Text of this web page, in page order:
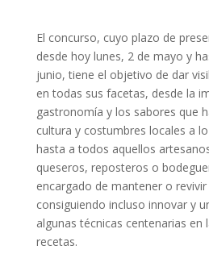
El concurso, cuyo plazo de
desde hoy lunes, 2 de mayo y
junio, tiene el objetivo de dar
en todas sus facetas, desde la
gastronomía y los sabores que
cultura y costumbres locales a
hasta a todos aquellos
queseros, reposteros o
encargado de mantener o
consiguiendo incluso innovar y
algunas técnicas centenarias en
recetas.